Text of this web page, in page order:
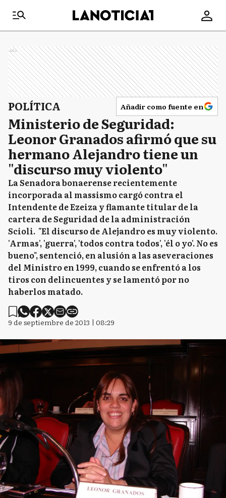
Ads
POLÍTICA Añadir como fuente en
Ministerio de Seguridad:
Leonor Granados afirmó que su
hermano Alejandro tiene un
"discurso muy violento"
La Senadora bonaerense recientemente
incorporada al massismo cargó contra el
Intendente de Ezeiza y flamante titular de la
cartera de Seguridad de la administración
Scioli. "El discurso de Alejandro es muy violento.
'Armas', 'guerra', 'todos contra todos', 'él o yo'. No es
bueno", sentenció, en alusión a las aseveraciones
del Ministro en 1999, cuando se enfrentó a los
tiros con delincuentes y se lamentó por no
haberlos matado.
9 de septiembre de 2013 | 08:29